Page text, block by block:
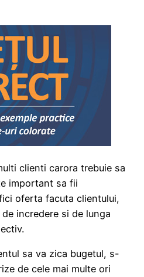
clienti carora trebuie sa
important sa fii
oferta facuta clientului,
incredere si de lunga
sa va zica bugetul, s-
de cele mai multe ori